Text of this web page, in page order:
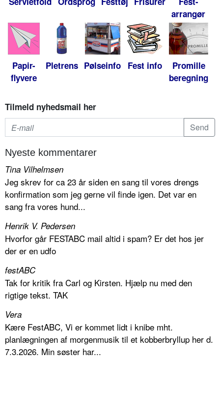
arrangør
Papir-
flyvere
Pletrens Pølseinfo Fest info
Promille
beregning
Tilmeld nyhedsmail her
Nyeste kommentarer
Tina Vilhelmsen
Jeg skrev for ca 23 år siden en sang til vores drengs
konfirmation som jeg gerne vil finde igen. Det var en
sang fra vores hund...
Henrik V. Pedersen
Hvorfor går FESTABC mail altid i spam? Er det hos jer
der er en udfo
festABC
Tak for kritik fra Carl og Kirsten. Hjælp nu med den
rigtige tekst. TAK
Vera
Kære FestABC, Vi er kommet lidt i knibe mht.
planlægningen af morgenmusik til et kobberbryllup her d.
7.3.2026. Min søster har...